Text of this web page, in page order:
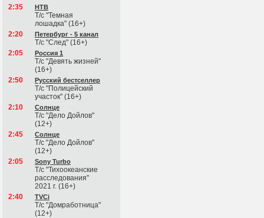
2:35
НТВ
Т/с "Темная
лошадка" (16+)
2:20
Петербург - 5 канал
Т/с "След" (16+)
2:05
Россия 1
Т/с "Девять жизней"
(16+)
2:50
Русский бестселлер
Т/с "Полицейский
участок" (16+)
2:10
Солнце
Т/с "Дело Дойлов"
(12+)
2:45
Солнце
Т/с "Дело Дойлов"
(12+)
2:05
Sony Turbo
Т/с "Тихоокеанские
расследования"
2021 г. (16+)
2:40
TVCi
Т/с "Домработница"
(12+)